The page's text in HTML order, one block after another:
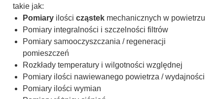
takie jak:
Pomiary ilości cząstek mechanicznych w powietrzu
Pomiary integralności i szczelności filtrów
Pomiary samooczyszczania / regeneracji
pomieszczeń
Rozkłady temperatury i wilgotności względnej
Pomiary ilości nawiewanego powietrza / wydajności
Pomiary ilości wymian